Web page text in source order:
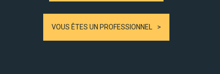
VOUS ÊTES UN PROFESSIONNEL